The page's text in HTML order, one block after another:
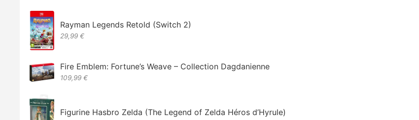
Rayman Legends Retold (Switch 2)
29,99 €
Fire Emblem: Fortune’s Weave – Collection Dagdanienne
109,99 €
Figurine Hasbro Zelda (The Legend of Zelda Héros d’Hyrule)